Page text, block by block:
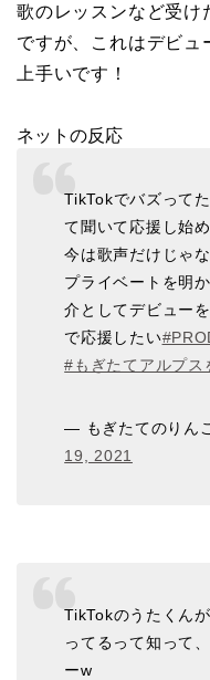
歌のレッスンなど受け
ですが、これはデビュ
上手いです！
ネットの反応
TikTokでバズって
て聞いて応援し始
今は歌声だけじゃ
プライベートを明
介としてデビュー
で応援したい
#もぎたてアルプス
— もぎたてのりん
19, 2021
TikTokのうたくん
ってるって知って
ーw